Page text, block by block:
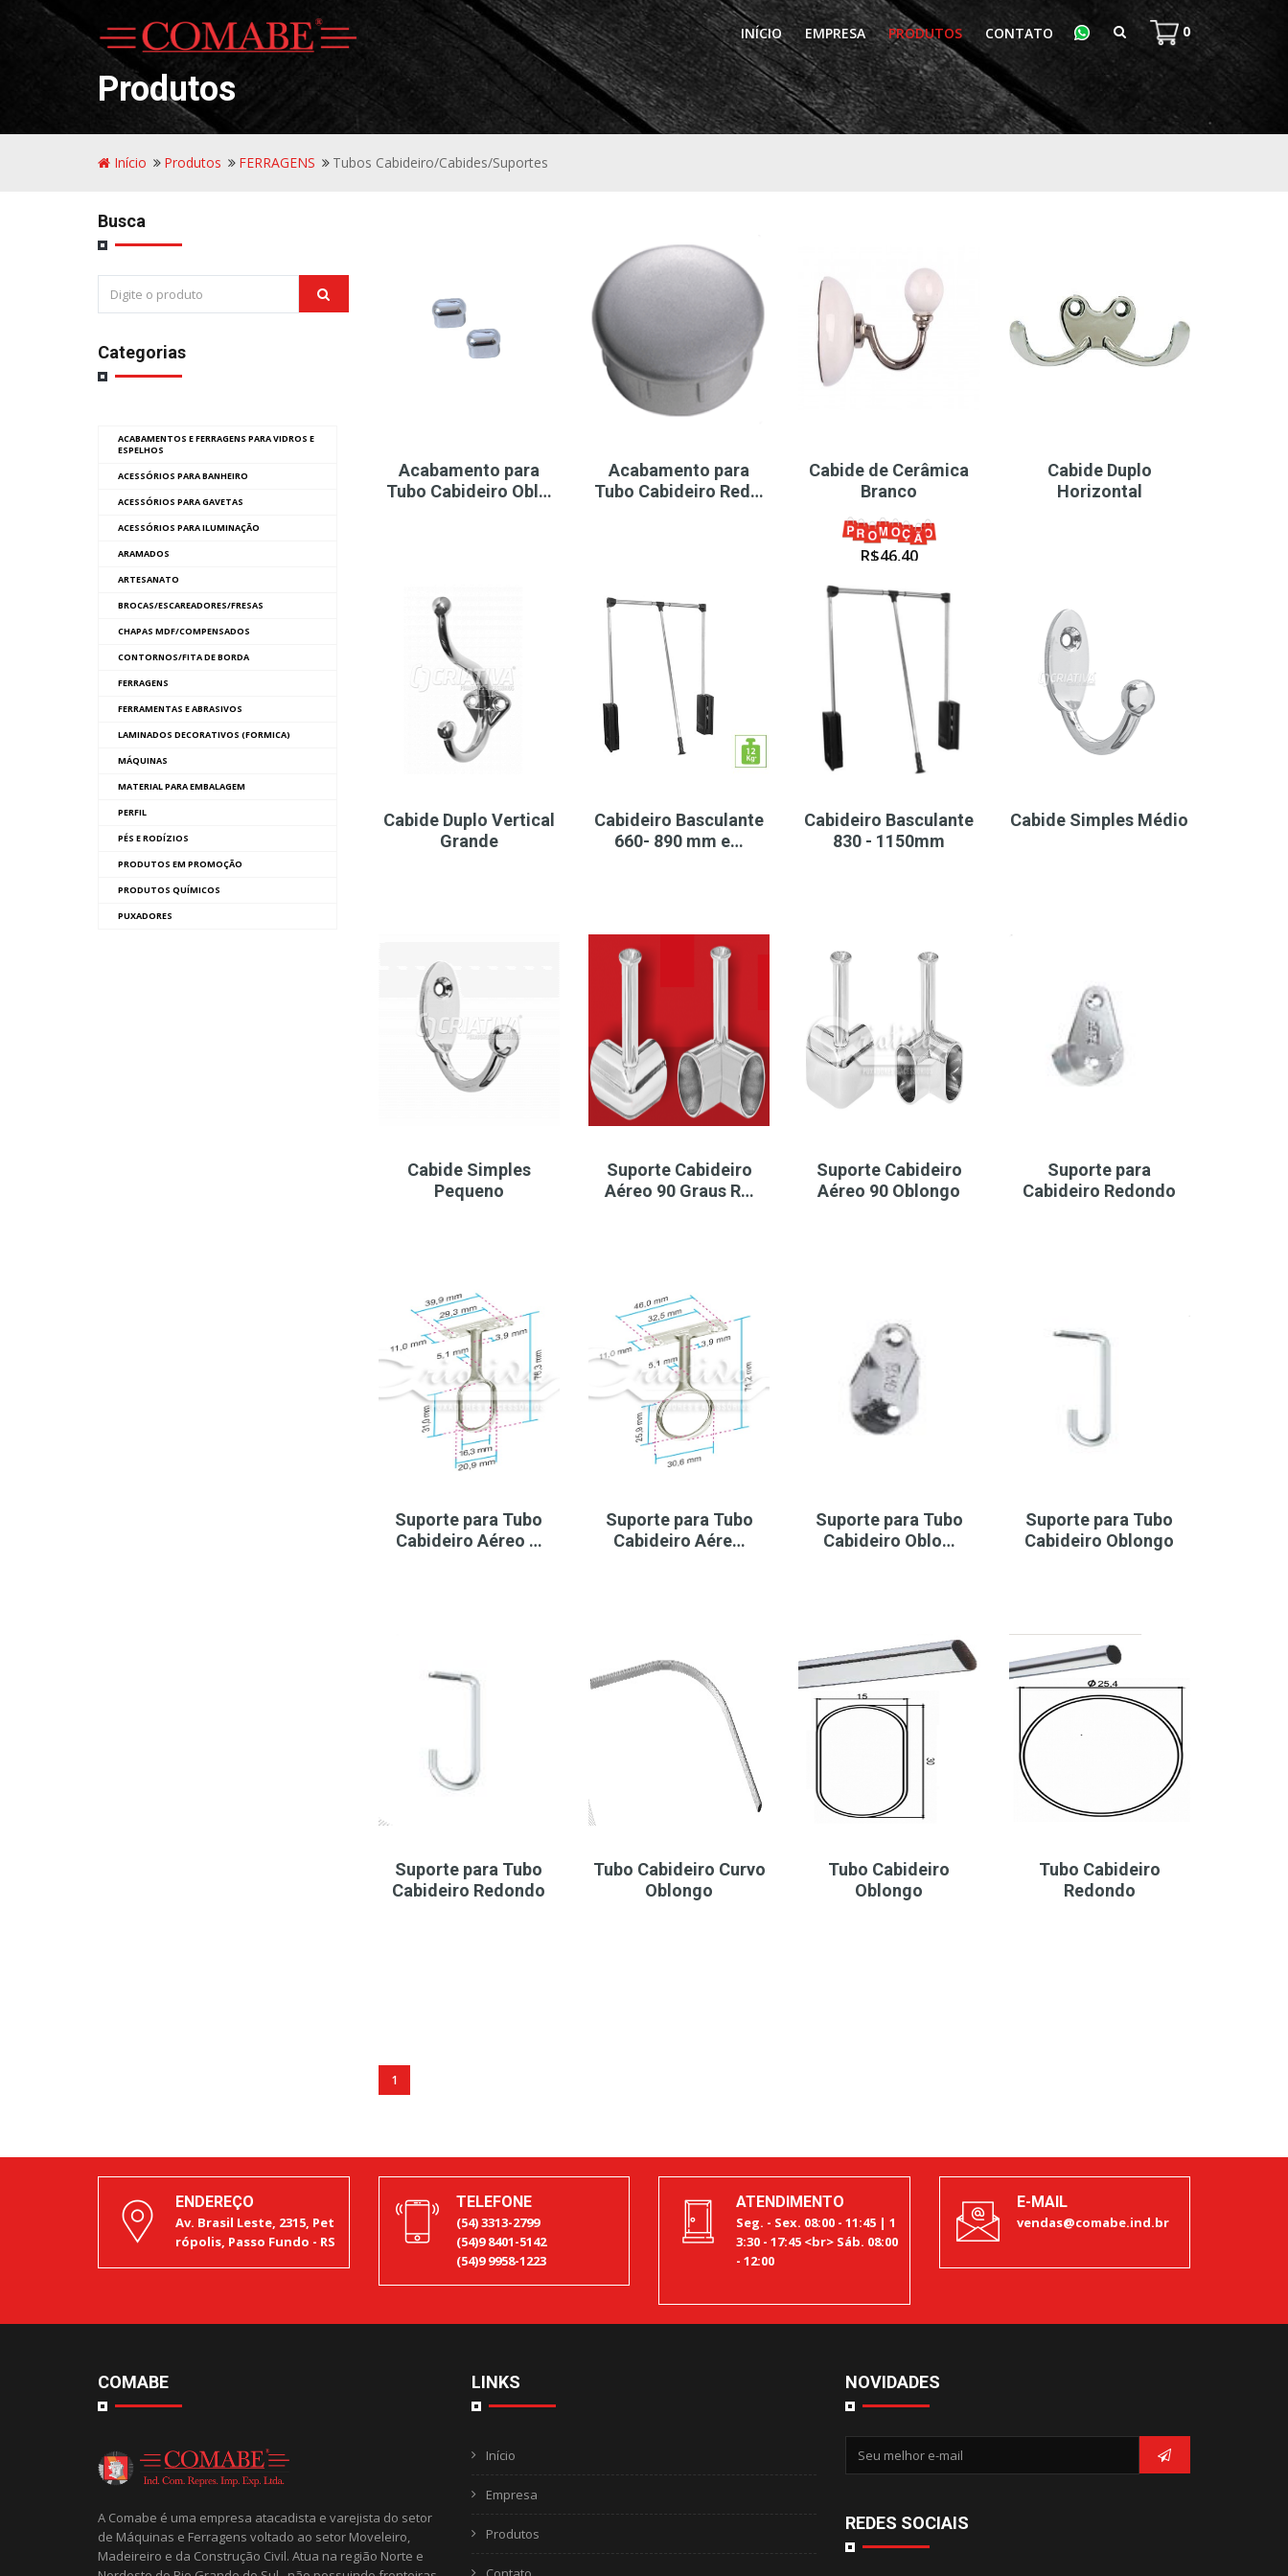
0
INÍCIO EMPRESA PRODUTOS CONTATO
Produtos
Início Produtos FERRAGENS Tubos Cabideiro/Cabides/Suportes
Busca
Categorias
ACABAMENTOS E FERRAGENS PARA VIDROS E
ESPELHOS
ACESSÓRIOS PARA BANHEIRO
ACESSÓRIOS PARA GAVETAS
ACESSÓRIOS PARA ILUMINAÇÃO
ARAMADOS
ARTESANATO
BROCAS/ESCAREADORES/FRESAS
CHAPAS MDF/COMPENSADOS
CONTORNOS/FITA DE BORDA
FERRAGENS
FERRAMENTAS E ABRASIVOS
LAMINADOS DECORATIVOS (FORMICA)
MÁQUINAS
MATERIAL PARA EMBALAGEM
PERFIL
PÉS E RODÍZIOS
PRODUTOS EM PROMOÇÃO
PRODUTOS QUÍMICOS
PUXADORES
Acabamento para
Tubo Cabideiro Obl…
Acabamento para
Tubo Cabideiro Red…
Cabide de Cerâmica
Branco
R$46,40
Cabide Duplo
Horizontal
Cabide Duplo Vertical
Grande
Cabideiro Basculante
660- 890 mm e…
Cabideiro Basculante
830 - 1150mm
Cabide Simples Médio
Cabide Simples
Pequeno
Suporte Cabideiro
Aéreo 90 Graus R…
Suporte Cabideiro
Aéreo 90 Oblongo
Suporte para
Cabideiro Redondo
Suporte para Tubo
Cabideiro Aéreo …
Suporte para Tubo
Cabideiro Aére…
Suporte para Tubo
Cabideiro Oblo…
Suporte para Tubo
Cabideiro Oblongo
Suporte para Tubo
Cabideiro Redondo
Tubo Cabideiro Curvo
Oblongo
Tubo Cabideiro
Oblongo
Tubo Cabideiro
Redondo
1
ENDEREÇO
Av. Brasil Leste, 2315, Pet
rópolis, Passo Fundo - RS
TELEFONE
(54) 3313-2799
(54)9 8401-5142
(54)9 9958-1223
ATENDIMENTO
Seg. - Sex. 08:00 - 11:45 | 1
3:30 - 17:45 <br> Sáb. 08:00
- 12:00
E-MAIL
vendas@comabe.ind.br
COMABE
A Comabe é uma empresa atacadista e varejista do setor
de Máquinas e Ferragens voltado ao setor Moveleiro,
Madeireiro e da Construção Civil. Atua na região Norte e
LINKS
Início
Empresa
Produtos
NOVIDADES
REDES SOCIAIS